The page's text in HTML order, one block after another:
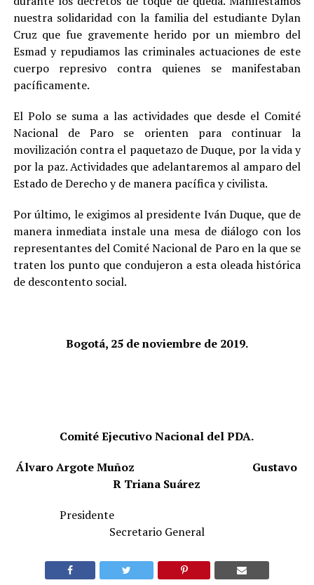
nuestra solidaridad con la familia del estudiante Dylan
Cruz que fue gravemente herido por un miembro del
Esmad y repudiamos las criminales actuaciones de este
cuerpo represivo contra quienes se manifestaban
pacíficamente.
El Polo se suma a las actividades que desde el Comité
Nacional de Paro se orienten para continuar la
movilización contra el paquetazo de Duque, por la vida y
por la paz. Actividades que adelantaremos al amparo del
Estado de Derecho y de manera pacífica y civilista.
Por último, le exigimos al presidente Iván Duque, que de
manera inmediata instale una mesa de diálogo con los
representantes del Comité Nacional de Paro en la que se
traten los punto que condujeron a esta oleada histórica
de descontento social.
Bogotá, 25 de noviembre de 2019.
Comité Ejecutivo Nacional del PDA.
Álvaro Argote Muñoz
Gustavo
R Triana Suárez
Presidente
Secretario General